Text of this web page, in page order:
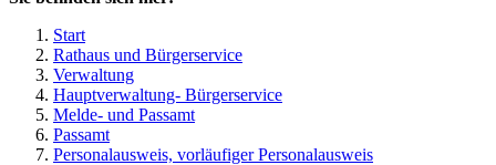
Start
Rathaus und Bürgerservice
Verwaltung
Hauptverwaltung- Bürgerservice
Melde- und Passamt
Passamt
Personalausweis, vorläufiger Personalausweis